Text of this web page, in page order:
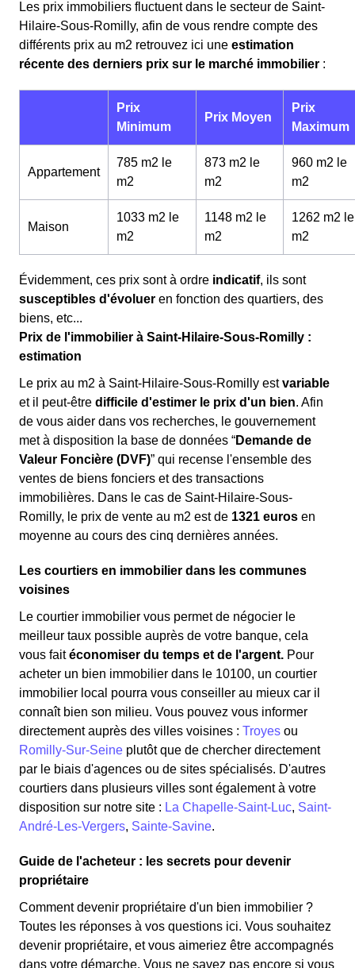
Les prix immobiliers fluctuent dans le secteur de Saint-
Hilaire-Sous-Romilly, afin de vous rendre compte des
différents prix au m2 retrouvez ici une estimation
récente des derniers prix sur le marché immobilier :
Prix
Minimum
Prix Moyen
Prix
Maximum
Appartement
785 m2 le
m2
873 m2 le
m2
960 m2 le
m2
Maison
1033 m2 le
m2
1148 m2 le
m2
1262 m2 le
m2
Évidemment, ces prix sont à ordre indicatif, ils sont
susceptibles d'évoluer en fonction des quartiers, des
biens, etc...
Prix de l'immobilier à Saint-Hilaire-Sous-Romilly :
estimation
Le prix au m2 à Saint-Hilaire-Sous-Romilly estvariable
et il peut-être difficile d'estimer le prix d'un bien. Afin
de vous aider dans vos recherches, le gouvernement
met à disposition la base de données “Demande de
Valeur Foncière (DVF)” qui recense l'ensemble des
ventes de biens fonciers et des transactions
immobilières. Dans le cas de Saint-Hilaire-Sous-
Romilly, le prix de vente au m2 est de 1321 euros en
moyenne au cours des cinq dernières années.
Les courtiers en immobilier dans les communes
voisines
Le courtier immobilier vous permet de négocier le
meilleur taux possible auprès de votre banque, cela
vous faitéconomiser du temps et de l'argent. Pour
acheter un bien immobilier dans le 10100, un courtier
immobilier local pourra vous conseiller au mieux car il
connaît bien son milieu. Vous pouvez vous informer
directement auprès des villes voisines : Troyes ou
Romilly-Sur-Seine plutôt que de chercher directement
par le biais d'agences ou de sites spécialisés. D'autres
courtiers dans plusieurs villes sont également à votre
disposition sur notre site : La Chapelle-Saint-Luc, Saint-
André-Les-Vergers, Sainte-Savine.
Guide de l'acheteur : les secrets pour devenir
propriétaire
Comment devenir propriétaire d'un bien immobilier ?
Toutes les réponses à vos questions ici. Vous souhaitez
devenir propriétaire, et vous aimeriez être accompagnés
dans votre démarche. Vous ne savez pas encore si vous